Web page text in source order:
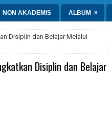
NON AKADEMIS ALBUM »
Disiplin dan Belajar Melalui
Disiplin dan Belajar